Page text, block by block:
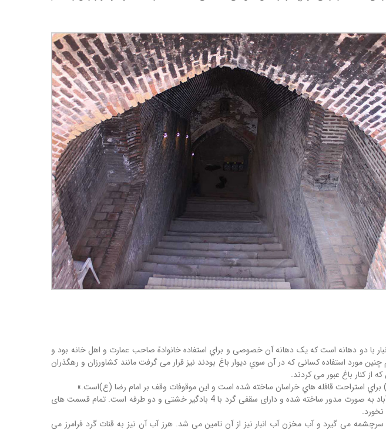
با دو دهانه است که یک دهانه آن خصوصی و براي استفاده خانوادهً صاحب عمارت و اهل خانه بود و
مورد استفاده کسانی که در آن سوي دیوار باغ بودند نیز قرار می گرفت مانند کشاورزان و رهگذران
از کنار باغ عبور می کردند.
براي استراحت قافله هاي خراسان ساخته شده است و این موقوفات وقف بر امام رضا (ع)است.»
این آب انبار در سال هاي آخر حکومت پهلوي در حال ویرانی بود، اما سال 1358 مرمت شد. آب انبار باغ دولت آباد به صورت مدور ساخته شده و دارای سقفی گرد با 4 بادگیر خشتی و دو طرفه است. تمام قسمت های
می کند از شیرکوه سرچشمه می گیرد و آب مخزن آب انبار نیز از آن تامین می شد. هرز آب آن نیز به قنات گرد فرامرز می